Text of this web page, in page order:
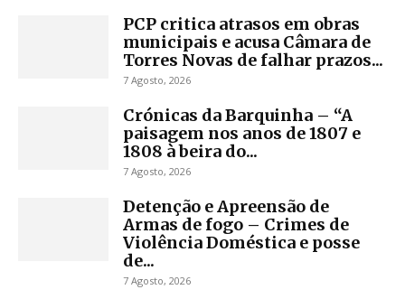
PCP critica atrasos em obras
municipais e acusa Câmara de
Torres Novas de falhar prazos...
7 Agosto, 2026
Crónicas da Barquinha – “A
paisagem nos anos de 1807 e
1808 à beira do...
7 Agosto, 2026
Detenção e Apreensão de
Armas de fogo – Crimes de
Violência Doméstica e posse
de...
7 Agosto, 2026